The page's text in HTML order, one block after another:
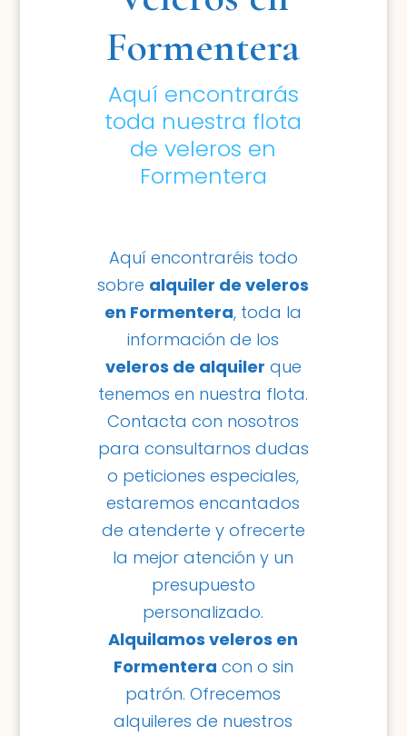
Formentera
Aquí encontrarás
toda nuestra flota
de veleros en
Formentera
Aquí encontraréis todo
sobre alquiler de veleros
en Formentera, toda la
información de los
veleros de alquiler que
tenemos en nuestra flota.
Contacta con nosotros
para consultarnos dudas
o peticiones especiales,
estaremos encantados
de atenderte y ofrecerte
la mejor atención y un
presupuesto
personalizado.
Alquilamos veleros en
Formentera con o sin
patrón. Ofrecemos
alquileres de nuestros